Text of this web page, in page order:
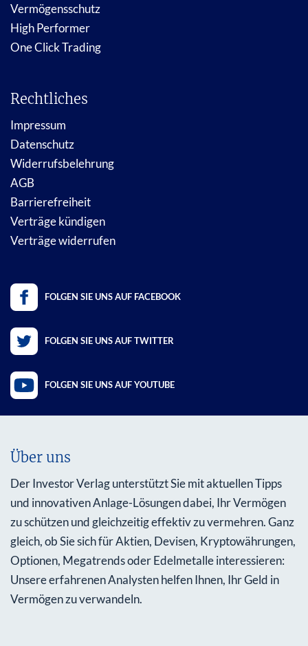
Vermögensschutz
High Performer
One Click Trading
Rechtliches
Impressum
Datenschutz
Widerrufsbelehrung
AGB
Barrierefreiheit
Verträge kündigen
Verträge widerrufen
FOLGEN SIE UNS AUF FACEBOOK
FOLGEN SIE UNS AUF TWITTER
FOLGEN SIE UNS AUF YOUTUBE
Über uns
Der Investor Verlag unterstützt Sie mit aktuellen Tipps
und innovativen Anlage-Lösungen dabei, Ihr Vermögen
zu schützen und gleichzeitig effektiv zu vermehren. Ganz
gleich, ob Sie sich für Aktien, Devisen, Kryptowährungen,
Optionen, Megatrends oder Edelmetalle interessieren:
Unsere erfahrenen Analysten helfen Ihnen, Ihr Geld in
Vermögen zu verwandeln.